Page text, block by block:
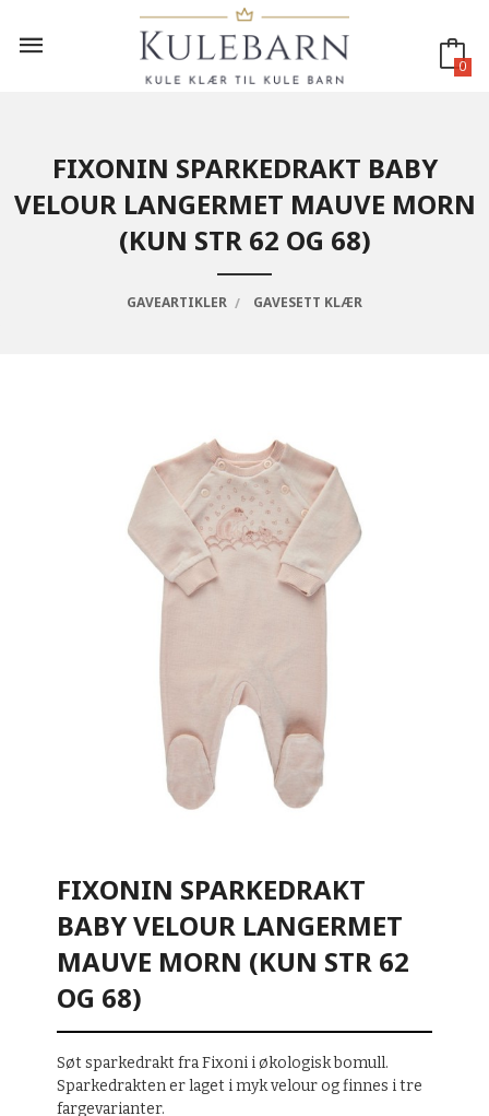
innholdet
0
FIXONIN SPARKEDRAKT BABY
VELOUR LANGERMET MAUVE MORN
(KUN STR 62 OG 68)
GAVEARTIKLER GAVESETT KLÆR
FIXONIN SPARKEDRAKT
BABY VELOUR LANGERMET
MAUVE MORN (KUN STR 62
OG 68)
Søt sparkedrakt fra Fixoni i økologisk bomull.
Sparkedrakten er laget i myk velour og finnes i tre
fargevarianter.